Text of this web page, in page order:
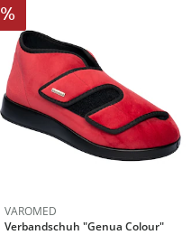
%
VAROMED
Verbandschuh "Genua Colour"